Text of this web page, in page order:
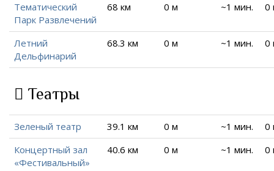
Тематический
Парк Развлечений
68 км 0 м ~1 мин. 0
Летний
Дельфинарий
68.3 км 0 м ~1 мин. 0
Театры
Зеленый театр 39.1 км 0 м ~1 мин.
0
Концертный зал
«Фестивальный»
40.6 км 0 м ~1 мин. 0